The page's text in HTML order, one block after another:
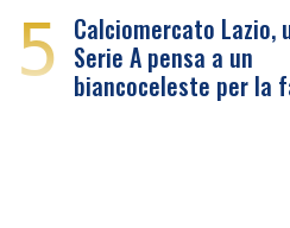
5 Calciomercato Lazio,
Serie A pensa a un
biancoceleste per la